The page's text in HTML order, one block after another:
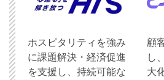
ホスピタリティを強み
に課題解決・経済促進
を支援し、持続可能な
顧
し
大